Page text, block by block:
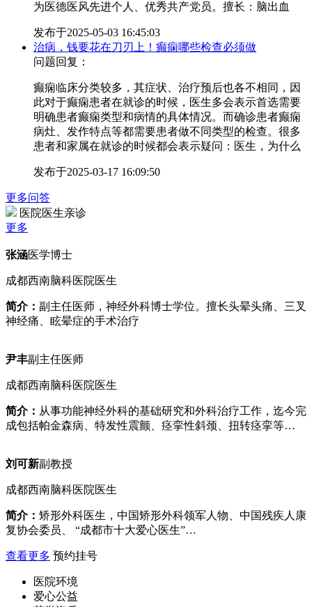
为医德医风先进个人、优秀共产党员。擅长：脑出血
发布于2025-05-03 16:45:03
治病，钱要花在刀刃上！癫痫哪些检查必须做
问题回复：
癫痫临床分类较多，其症状、治疗预后也各不相同，因
此对于癫痫患者在就诊的时候，医生多会表示首选需要
明确患者癫痫类型和病情的具体情况。而确诊患者癫痫
病灶、发作特点等都需要患者做不同类型的检查。很多
患者和家属在就诊的时候都会表示疑问：医生，为什么
发布于2025-03-17 16:09:50
更多问答
医院医生亲诊
更多
张涵医学博士
成都西南脑科医院医生
简介： 副主任医师，神经外科博士学位。擅长头晕头痛、三叉
神经痛、眩晕症的手术治疗
尹丰副主任医师
成都西南脑科医院医生
简介： 从事功能神经外科的基础研究和外科治疗工作，迄今完
成包括帕金森病、特发性震颤、痉挛性斜颈、扭转痉挛等…
刘可新副教授
成都西南脑科医院医生
简介： 矫形外科医生，中国矫形外科领军人物、中国残疾人康
复协会委员、 “成都市十大爱心医生”…
查看更多 预约挂号
医院环境
爱心公益